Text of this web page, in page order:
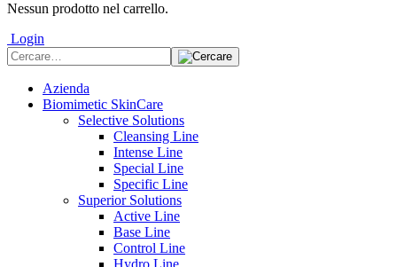
Nessun prodotto nel carrello.
Login
Azienda
Biomimetic SkinCare
Selective Solutions
Cleansing Line
Intense Line
Special Line
Specific Line
Superior Solutions
Active Line
Base Line
Control Line
Hydro Line